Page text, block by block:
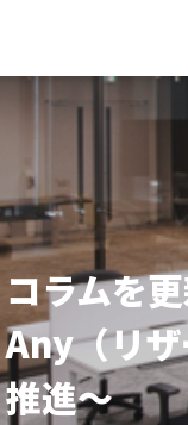
コラムを
Any（リ
推進～